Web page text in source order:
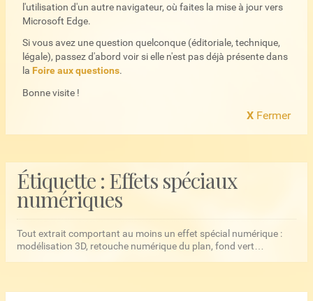
l'utilisation d'un autre navigateur, où faites la mise à jour vers
Microsoft Edge.
Si vous avez une question quelconque (éditoriale, technique,
légale), passez d'abord voir si elle n'est pas déjà présente dans
la Foire aux questions.
Bonne visite !
X Fermer
Étiquette : Effets spéciaux
numériques
Tout extrait comportant au moins un effet spécial numérique :
modélisation 3D, retouche numérique du plan, fond vert…